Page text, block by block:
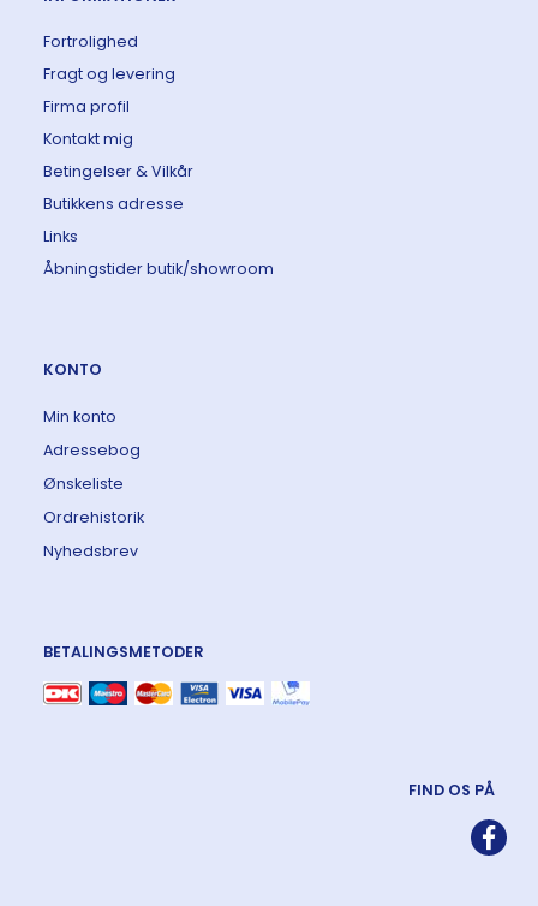
Fortrolighed
Fragt og levering
Firma profil
Kontakt mig
Betingelser & Vilkår
Butikkens adresse
Links
Åbningstider butik/showroom
KONTO
Min konto
Adressebog
Ønskeliste
Ordrehistorik
Nyhedsbrev
BETALINGSMETODER
FIND OS PÅ